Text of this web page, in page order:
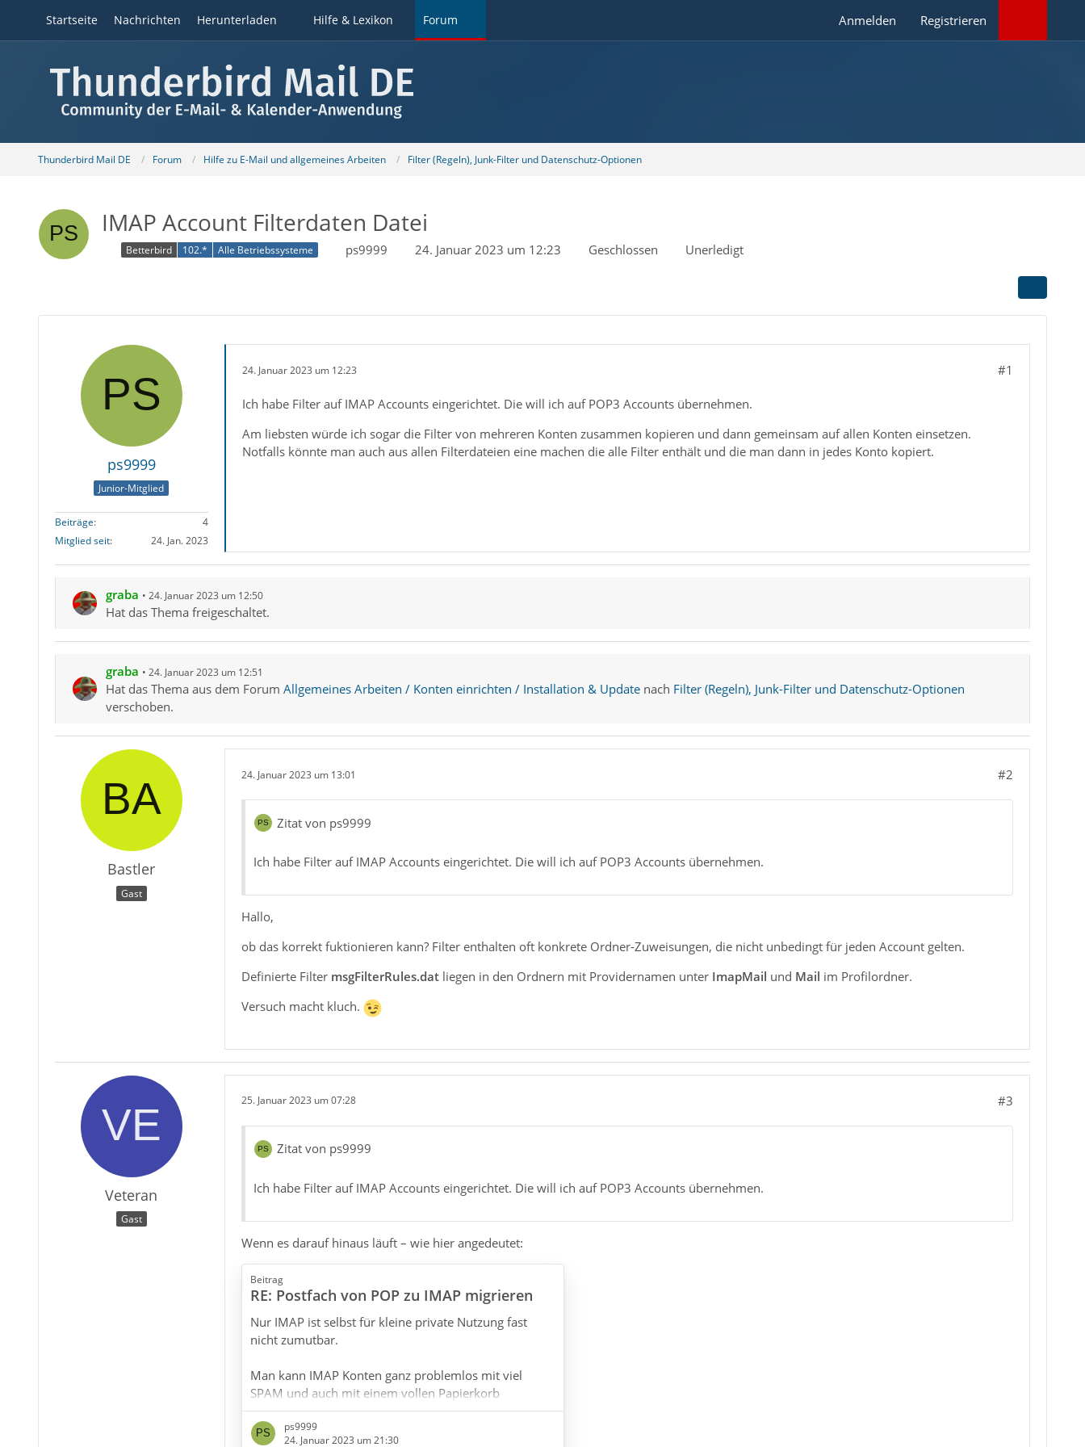
Startseite Nachrichten Herunterladen Hilfe & Lexikon Forum Anmelden Registrieren
Thunderbird Mail DE Forum Hilfe zu E-Mail und allgemeines Arbeiten Filter (Regeln), Junk-Filter und Datenschutz-Optionen
IMAP Account Filterdaten Datei
Betterbird 102.* Alle Betriebssysteme ps9999 24. Januar 2023 um 12:23 Geschlossen Unerledigt
ps9999
Junior-Mitglied
Beiträge
4
Mitglied seit
24. Jan. 2023
24. Januar 2023 um 12:23 #1
Ich habe Filter auf IMAP Accounts eingerichtet. Die will ich auf POP3 Accounts übernehmen.
Am liebsten würde ich sogar die Filter von mehreren Konten zusammen kopieren und dann gemeinsam auf allen Konten einsetzen.
Notfalls könnte man auch aus allen Filterdateien eine machen die alle Filter enthält und die man dann in jedes Konto kopiert.
graba 24. Januar 2023 um 12:50
Hat das Thema freigeschaltet.
graba 24. Januar 2023 um 12:51
Hat das Thema aus dem Forum Allgemeines Arbeiten / Konten einrichten / Installation & Updatenach Filter (Regeln), Junk-Filter und Datenschutz-Optionen
verschoben.
Bastler
Gast
24. Januar 2023 um 13:01 #2
Zitat von ps9999
Ich habe Filter auf IMAP Accounts eingerichtet. Die will ich auf POP3 Accounts übernehmen.
Hallo,
ob das korrekt fuktionieren kann? Filter enthalten oft konkrete Ordner-Zuweisungen, die nicht unbedingt für jeden Account gelten.
Definierte Filter msgFilterRules.datliegen in den Ordnern mit Providernamen unter ImapMail und Mail im Profilordner.
Versuch macht kluch.
Veteran
Gast
25. Januar 2023 um 07:28 #3
Zitat von ps9999
Ich habe Filter auf IMAP Accounts eingerichtet. Die will ich auf POP3 Accounts übernehmen.
Wenn es darauf hinaus läuft – wie hier angedeutet:
Beitrag
RE: Postfach von POP zu IMAP migrieren
Nur IMAP ist selbst für kleine private Nutzung fast
nicht zumutbar.
Man kann IMAP Konten ganz problemlos mit viel
SPAM und auch mit einem vollen Papierkorb
lahmlegen. Bei den meissten
ps9999
24. Januar 2023 um 21:30